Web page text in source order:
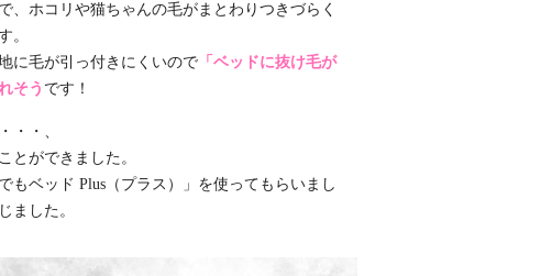
、ホコリや猫ちゃんの毛がまとわりつきづらく
。
に毛が引っ付きにくいので 「ベッドに抜け毛が
そう です！
・・、
とができました。
もベッド Plus（プラス）」を使ってもらいまし
ました。